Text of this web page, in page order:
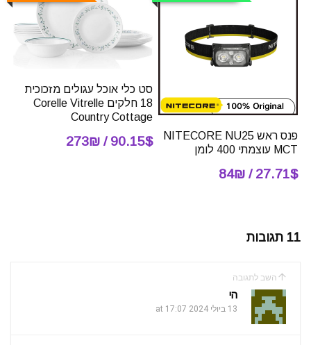
פנס ראש NITECORE NU25
MCT עוצמתי 400 לומן
27.71$ / 84₪
סט כלי אוכל עגולים מזכוכית
18 חלקים Corelle Vitrelle
Country Cottage
90.15$ / 273₪
11 תגובות
השב לתגובה
הי
13 ביולי 2024 at 17:07